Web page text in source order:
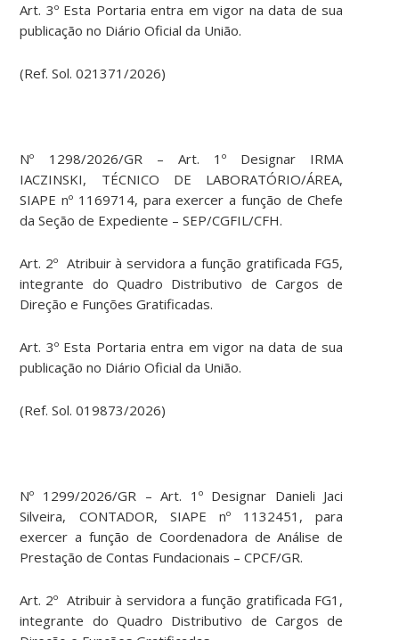
Art. 3º Esta Portaria entra em vigor na data de sua
publicação no Diário Oficial da União.
(Ref. Sol. 021371/2026)
Nº 1298/2026/GR – Art. 1º Designar IRMA
IACZINSKI, TÉCNICO DE LABORATÓRIO/ÁREA,
SIAPE nº 1169714, para exercer a função de Chefe
da Seção de Expediente – SEP/CGFIL/CFH.
Art. 2º Atribuir à servidora a função gratificada FG5,
integrante do Quadro Distributivo de Cargos de
Direção e Funções Gratificadas.
Art. 3º Esta Portaria entra em vigor na data de sua
publicação no Diário Oficial da União.
(Ref. Sol. 019873/2026)
Nº 1299/2026/GR – Art. 1º Designar Danieli Jaci
Silveira, CONTADOR, SIAPE nº 1132451, para
exercer a função de Coordenadora de Análise de
Prestação de Contas Fundacionais – CPCF/GR.
Art. 2º Atribuir à servidora a função gratificada FG1,
integrante do Quadro Distributivo de Cargos de